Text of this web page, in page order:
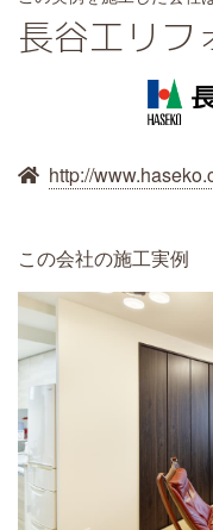
長谷工リフ
http://
この会社の施工実例